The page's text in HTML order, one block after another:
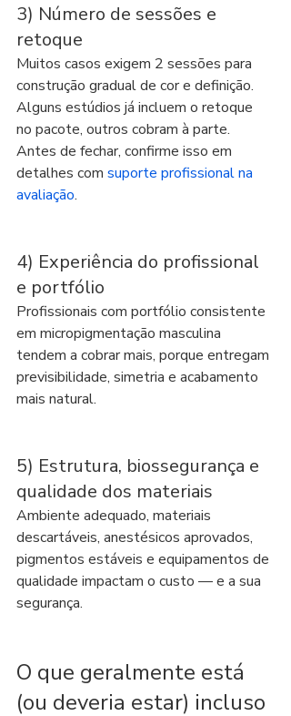
3) Número de sessões e
retoque
Muitos casos exigem 2 sessões para
construção gradual de cor e definição.
Alguns estúdios já incluem o retoque
no pacote, outros cobram à parte.
Antes de fechar, confirme isso em
detalhes com suporte profissional na
avaliação.
4) Experiência do profissional
e portfólio
Profissionais com portfólio consistente
em micropigmentação masculina
tendem a cobrar mais, porque entregam
previsibilidade, simetria e acabamento
mais natural.
5) Estrutura, biossegurança e
qualidade dos materiais
Ambiente adequado, materiais
descartáveis, anestésicos aprovados,
pigmentos estáveis e equipamentos de
qualidade impactam o custo — e a sua
segurança.
O que geralmente está
(ou deveria estar) incluso